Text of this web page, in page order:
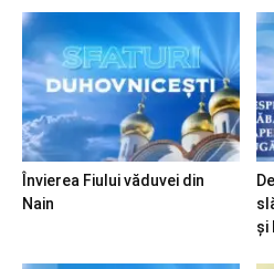
Învierea Fiului văduvei din
Nain
și